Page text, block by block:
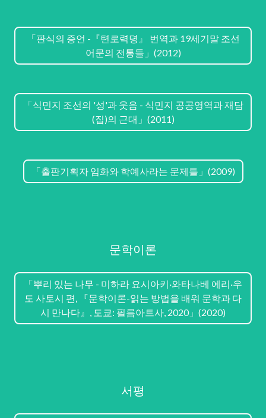
「판식의 증언 -『텬로력뎡』 번역과 19세기말 조선
어문의 전통들」(2012)
「식민지 조선의 '성'과 웃음 - 식민지 공공영역과 재담
(집)의 근대」(2011)
「출판기획자 임화와 학예사라는 문제틀」(2009)
문학이론
「뿌리 있는 나무 - 미하라 요시아키·와타나베 에리·우
도 사토시 편, 『문학이론-읽는 방법을 배워 문학과 다
시 만나다』, 도쿄: 필름아트사, 2020」(2020)
서평